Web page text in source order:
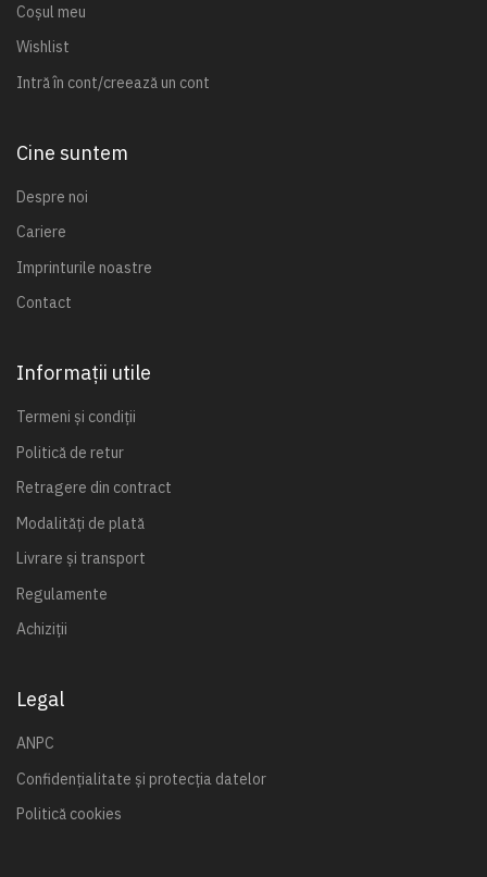
Coșul meu
Wishlist
Intră în cont/creează un cont
Cine suntem
Despre noi
Cariere
Imprinturile noastre
Contact
Informații utile
Termeni și condiții
Politică de retur
Retragere din contract
Modalități de plată
Livrare și transport
Regulamente
Achiziții
Legal
ANPC
Confidențialitate și protecția datelor
Politică cookies